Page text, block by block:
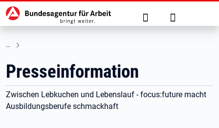
zu den Hauptinhalten springen
Hauptnavigation Suche Anmelden
Presseinformation
Zwischen Lebkuchen und Lebenslauf - focus:future macht
Ausbildungsberufe schmackhaft